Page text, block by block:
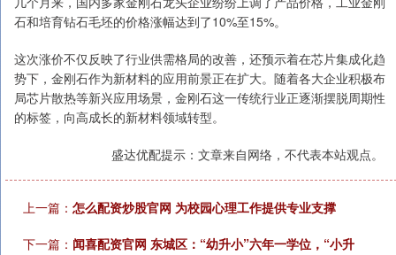
石和培育钻石毛坯的价格涨幅达到了10%至15%。
这次涨价不仅反映了行业供需格局的改善，还预示着在芯片集成化趋
势下，金刚石作为新材料的应用前景正在扩大。随着各大企业积极布
局芯片散热等新兴应用场景，金刚石这一传统行业正逐渐摆脱周期性
的标签，向高成长的新材料领域转型。
盛达优配提示：文章来自网络，不代表本站观点。
上一篇： 怎么配资炒股官网 为校园心理工作提供专业支撑
下一篇： 闻喜配资官网 东城区：“幼升小”六年一学位，“小升